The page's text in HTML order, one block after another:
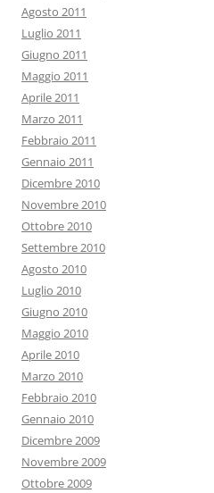
Agosto 2011
Luglio 2011
Giugno 2011
Maggio 2011
Aprile 2011
Marzo 2011
Febbraio 2011
Gennaio 2011
Dicembre 2010
Novembre 2010
Ottobre 2010
Settembre 2010
Agosto 2010
Luglio 2010
Giugno 2010
Maggio 2010
Aprile 2010
Marzo 2010
Febbraio 2010
Gennaio 2010
Dicembre 2009
Novembre 2009
Ottobre 2009